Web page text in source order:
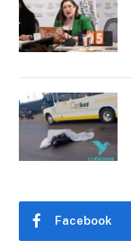
Facebook